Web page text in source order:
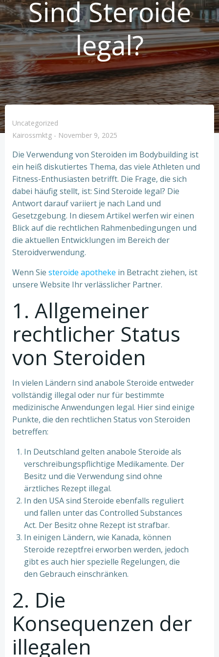
Sind Steroide
legal?
Uncategorized
Kairossmktg - November 9, 2025
Die Verwendung von Steroiden im Bodybuilding ist
ein heiß diskutiertes Thema, das viele Athleten und
Fitness-Enthusiasten betrifft. Die Frage, die sich
dabei häufig stellt, ist: Sind Steroide legal? Die
Antwort darauf variiert je nach Land und
Gesetzgebung. In diesem Artikel werfen wir einen
Blick auf die rechtlichen Rahmenbedingungen und
die aktuellen Entwicklungen im Bereich der
Steroidverwendung.
Wenn Sie steroide apotheke in Betracht ziehen, ist
unsere Website Ihr verlässlicher Partner.
1. Allgemeiner
rechtlicher Status
von Steroiden
In vielen Ländern sind anabole Steroide entweder
vollständig illegal oder nur für bestimmte
medizinische Anwendungen legal. Hier sind einige
Punkte, die den rechtlichen Status von Steroiden
betreffen:
In Deutschland gelten anabole Steroide als
verschreibungspflichtige Medikamente. Der
Besitz und die Verwendung sind ohne
ärztliches Rezept illegal.
In den USA sind Steroide ebenfalls reguliert
und fallen unter das Controlled Substances
Act. Der Besitz ohne Rezept ist strafbar.
In einigen Ländern, wie Kanada, können
Steroide rezeptfrei erworben werden, jedoch
gibt es auch hier spezielle Regelungen, die
den Gebrauch einschränken.
2. Die
Konsequenzen der
illegalen